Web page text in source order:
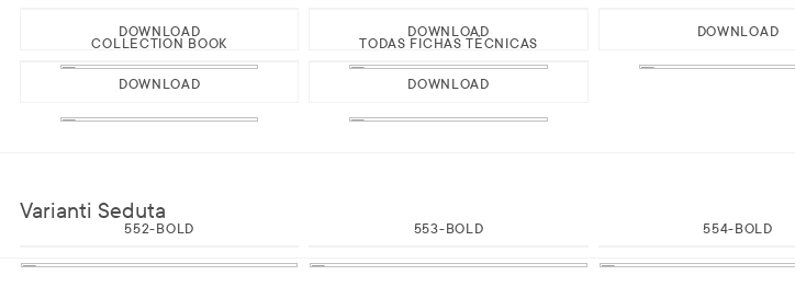
DOWNLOAD DOWNLOAD DOWNLOAD
COLLECTION BOOK
DOWNLOAD
TODAS FICHAS TÉCNICAS
DOWNLOAD
Varianti Seduta
552-BOLD 553-BOLD 554-BOLD